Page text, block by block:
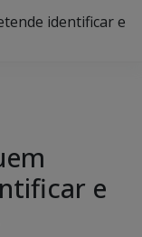
identificar e
e